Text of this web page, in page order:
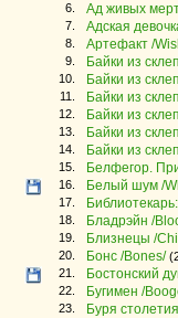
6.
Ад живых
7.
Адская
8.
Артефакт /
9.
Байки из
10.
Байки из
11.
Байки из
12.
Байки из
13.
Байки из
14.
Байки из
15.
Белфегор.
16.
Белый шум /
17.
18.
Бладрэйн /
19.
Близнецы /
20.
Бонс /Bones/
21.
Бостонский
22.
Бугимен /
23.
Буря